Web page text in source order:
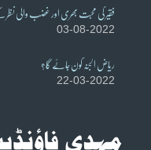
فقیر کی محبت بھری اور غضب والی
03-08-2022
ریاض الجنہ کون جائے گا؟
22-03-2022